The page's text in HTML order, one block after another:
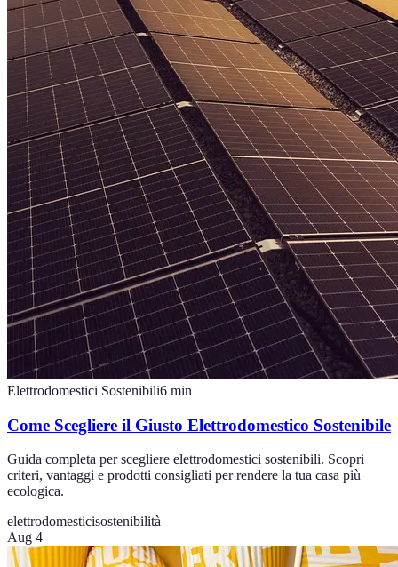
Elettrodomestici Sostenibili6 min
Come Scegliere il Giusto Elettrodomestico Sostenibile
Guida completa per scegliere elettrodomestici sostenibili. Scopri
criteri, vantaggi e prodotti consigliati per rendere la tua casa più
ecologica.
elettrodomesticisostenibilità
Aug 4